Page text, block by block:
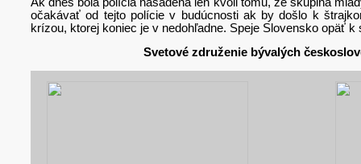
očakávať od tejto polície v budúcnosti ak by došlo k
krízou, ktorej koniec je v nedohľadne. Speje Slovensko opäť
Svetové združenie bývalých